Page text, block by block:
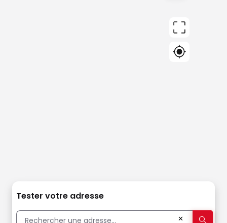
Tester votre adresse
✕